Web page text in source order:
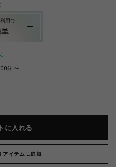
用で
分 〜
に入れる
アイテムに追加